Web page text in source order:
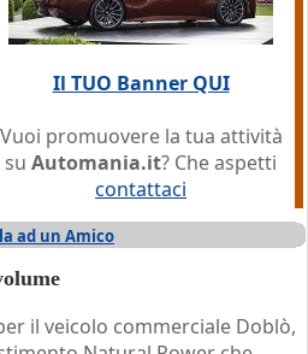
Il TUO Banner QUI
Vuoi promuovere la tua attività
su Automania.it? Che aspetti
contattaci
ad un Amico
il veicolo commerciale Doblò,